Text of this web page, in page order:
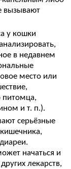
вызывают
у кошки
в недавнем
место или
питомца,
и т. п.).
серьёзные
начаться и
лекарств,